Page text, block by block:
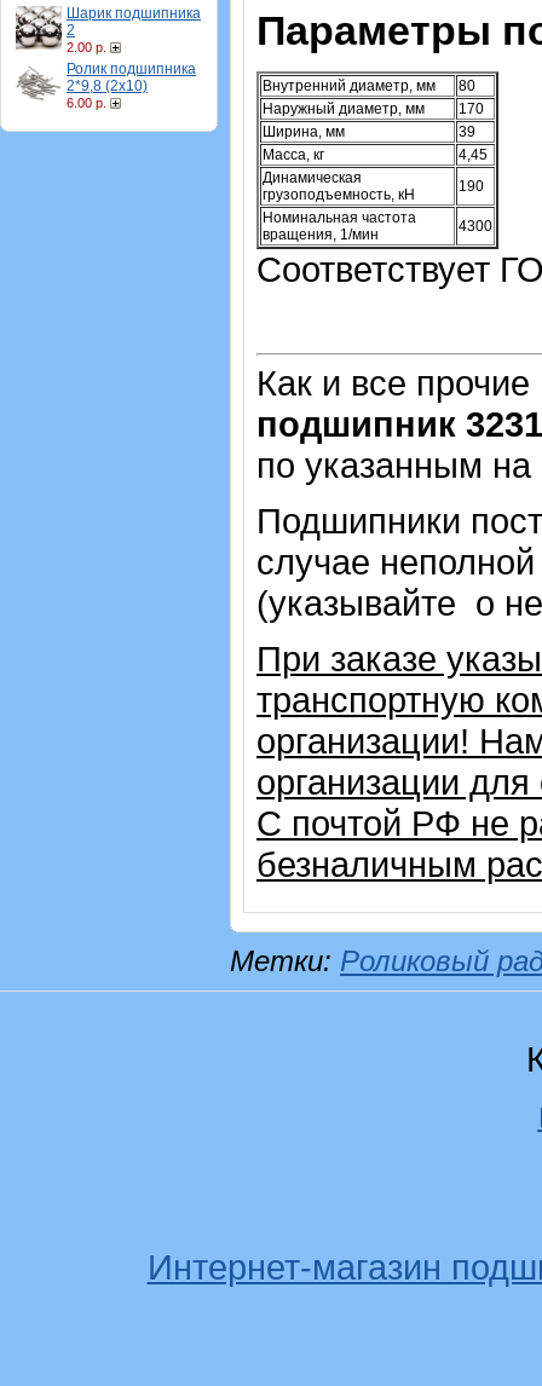
Шарик подшипника
2
2.00 р.
Ролик подшипника
2*9,8 (2х10)
6.00 р.
Параметры
Внутренний диаметр, мм
80
Наружный диаметр, мм
170
Ширина, мм
39
Масса, кг
4,45
Динамическая
грузоподъемность, кН
190
Номинальная частота
вращения, 1/мин
4300
Соответствует
Как и все
подшипник
по указанным
Подшипники
случае
(указывайте о
При заказе
транспортную
организации!
организации
С почтой РФ не
безналичным
Метки: Роликовый
Интернет-магазин